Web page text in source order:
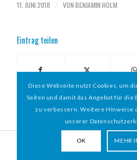
11. JUNI 2018 / VONBENJAMIN HOLM
Eintrag teilen
MIT HERZ e.V. |
Diese Webseite nutzt Cookies, um
Seiten und damit das Angebot für die
zu verbessern. Weitere Hinweise
unserer
OK MEHR